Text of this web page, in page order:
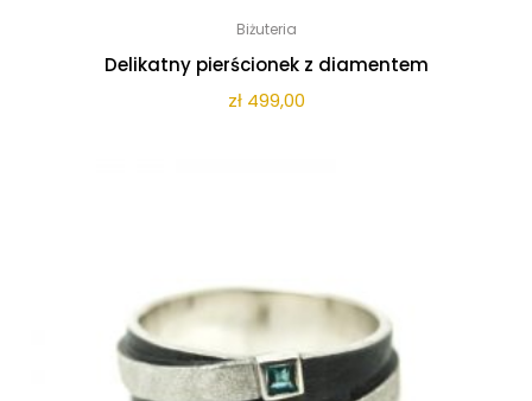
Biżuteria
Delikatny pierścionek z diamentem
zł499,00